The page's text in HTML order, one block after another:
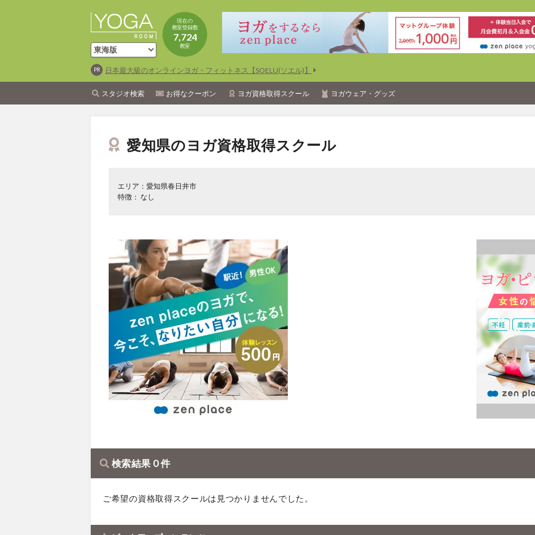
現在の
教室登録数
7,724
教室
日本最大級のオンラインヨガ・フィットネス【SOELU(ソエル)】
スタジオ検索 お得なクーポン ヨガ資格取得スクール ヨガウェア・グッズ
愛知県のヨガ資格取得スクール
エリア：愛知県春日井市
特徴： なし
検索結果 0 件
ご希望の資格取得スクールは見つかりませんでした。